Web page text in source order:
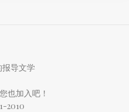
导文学
也加入吧！
2010